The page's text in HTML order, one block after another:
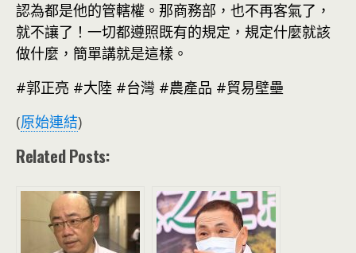
認為都是他的管轄權。那商務部，也不再客氣了，
就不讓了！一切都遵照既有的規定，規定什麼就該
做什麼，簡單講就是這樣。
#郭正亮 #大陸 #台灣 #農產品 #貿易壁壘
(原始連結)
Related Posts: